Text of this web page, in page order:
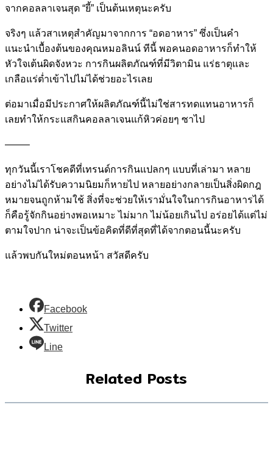
จากคอลลาเจนสุด “ยี้” เป็นต้นเหตุนะครับ
จริงๆ แล้วสาเหตุสำคัญมาจากการ “อดอาหาร” ซึ่งเป็นคำ
แนะนำเบื้องต้นของคุณหมอลินน์ ทีนี้ พอคนอดอาหารก็ทำให้
หัวใจเต้นผิดจังหวะ การกินผลิตภัณฑ์ที่มีวิตามิน แร่ธาตุและ
เกลือแร่ต่ำเข้าไปไม่ได้ช่วยอะไรเลย
ต่อมาเมื่อมีประกาศให้ผลิตภัณฑ์นี้ไม่ใช่สารทดแทนอาหารก็
เลยทำให้กระแสกินคอลลาเจนแก้หิวค่อยๆ ซาไป
——–
ทุกวันนี้เราโชคดีที่เทรนด์การกินแปลกๆ แบบที่เล่ามา หลาย
อย่างไม่ได้รับความนิยมก็หายไป หลายอย่างกลายเป็นสิ่งผิดกฎ
หมายจนถูกห้ามใช้ สิ่งที่จะช่วยให้เรามั่นใจในการกินอาหารได้
ก็คือรู้จักกินอย่างพอเหมาะ ไม่มาก ไม่น้อยเกินไป อร่อยได้แต่ไม่
ตามใจปาก น่าจะเป็นข้อคิดที่ดีที่สุดที่ได้จากตอนนี้นะครับ
แล้วพบกันใหม่ตอนหน้า สวัสดีครับ
Facebook
Twitter
Line
Related Posts